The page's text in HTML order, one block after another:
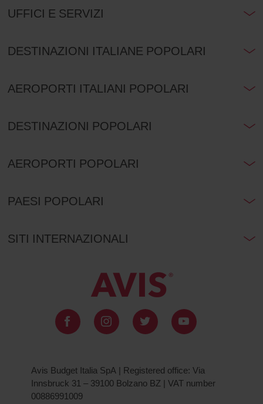
UFFICI E SERVIZI
DESTINAZIONI ITALIANE POPOLARI
AEROPORTI ITALIANI POPOLARI
DESTINAZIONI POPOLARI
AEROPORTI POPOLARI
PAESI POPOLARI
SITI INTERNAZIONALI
Avis Budget Italia SpA | Registered office: Via
Innsbruck 31 – 39100 Bolzano BZ | VAT number
00886991009